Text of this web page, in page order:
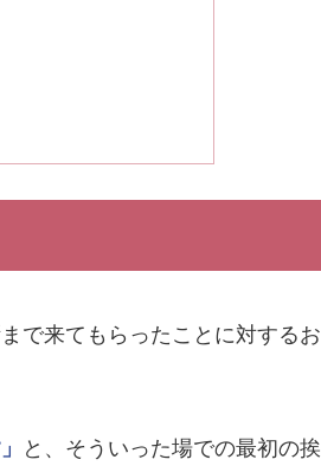
で来てもらったことに対するお
と、そういった場での最初の挨